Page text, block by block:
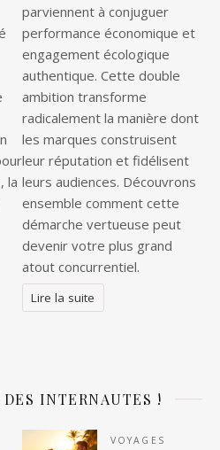
la
parviennent à conjuguer
performance économique et
engagement écologique
authentique. Cette double
ambition transforme
radicalement la manière dont
les marques construisent
leur réputation et fidélisent
leurs audiences. Découvrons
ensemble comment cette
démarche vertueuse peut
devenir votre plus grand
atout concurrentiel.
Lire la suite
INTERNAUTES !
VOYAGES